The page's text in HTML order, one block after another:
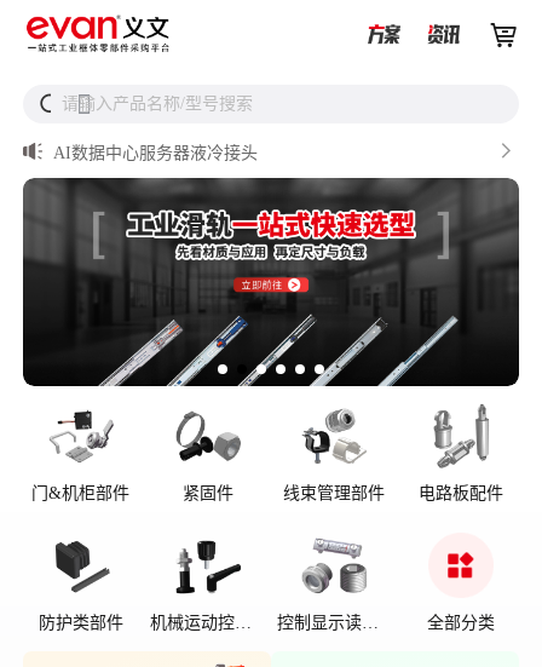

 
请输入产品名称/型号搜索
解决方案
储能逆变器密封件推介
AI数据中心服务器液冷接头 
UQD vs UQDB怎么选？数据中心液冷接头选型（含OCP标
准对比）

储能设备为什么必须用防松螺母？ 
门&机柜部件 紧固件 线束管理部件 电路板配件
防护类部件
机械运动控制
控制显示读数
全部分类